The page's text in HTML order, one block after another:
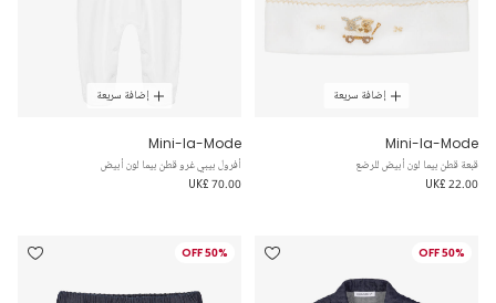
إضافة سريعة
Mini-la-Mode
قبعة قطن بيما لون أبيض للرضع
UK£ 22.00
إضافة سريعة
Mini-la-Mode
أفرول بيبي غرو قطن بيما لون أبيض
UK£ 70.00
50% OFF
50% OFF